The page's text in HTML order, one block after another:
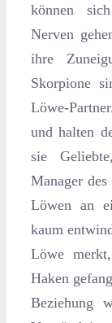
können
Nerven
ihre
Skorpione
Löwe-
und halten
sie
Manager
Löwen an
kaum
Löwe
Haken
Beziehung